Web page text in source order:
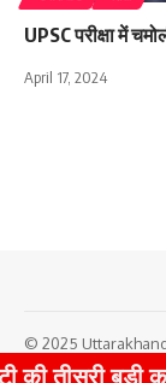
UPSC परीक्षा में
April 17, 2024
© 2025
Tech Yard Labs|
जेपी कंपनी का